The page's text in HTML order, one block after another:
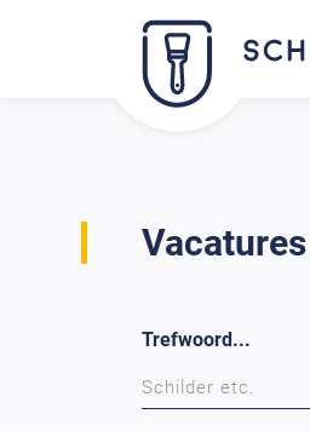
Vacatures
Trefwoord...